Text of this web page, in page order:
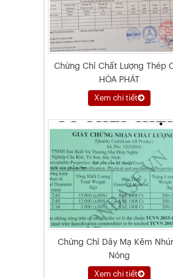
Chứng Chỉ Chất Lượng Thép
HÒA PHÁT
Xem chi tiết
Chứng Chỉ Dây Mạ Kẽm
Nóng
Xem chi tiết